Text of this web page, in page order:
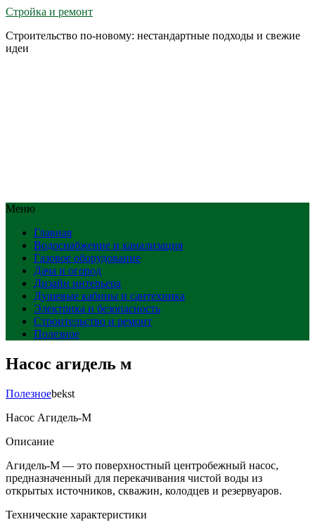
Стройка и ремонт
Строительство по-новому: нестандартные подходы и свежие
идеи
Меню
Главная
Водоснабжение и канализация
Газовое оборудование
Дача и огород
Дизайн интерьера
Душевые кабины и сантехника
Электрика и безопасность
Строительство и ремонт
Полезное
Насос агидель м
Полезноеbekst
Насос Агидель-М
Описание
Агидель-М — это поверхностный центробежный насос,
предназначенный для перекачивания чистой воды из
открытых источников, скважин, колодцев и резервуаров.
Технические характеристики